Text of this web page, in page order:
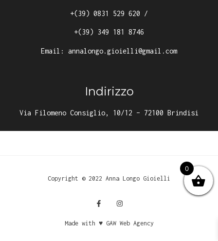
+(39) 0831 529 620 /
+(39) 349 181 8746
Email: annalongo.gioielli@gmail.com
Indirizzo
Via Filomeno Consiglio, 10/12 – 72100 Brindisi
Copyright © 2022 Anna Longo Gioielli
Made with ♥ GAW Web Agency
0